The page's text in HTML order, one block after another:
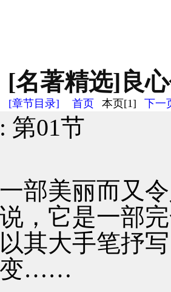
[名著精选]良
[章节目录] 首页 本页[1] 下一
第01节
美丽而又令
，它是一部
其大手笔抒
变……